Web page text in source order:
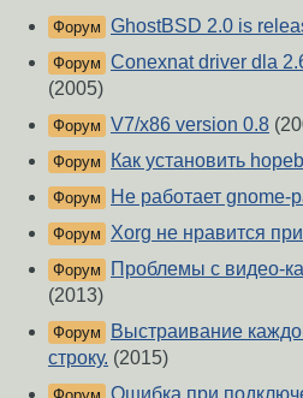
Форум GhostBSD 2.0 is
Форум Conexnat driver dla
(2005)
Форум V7/x86 version 0.8
Форум Как установить
Форум Не работает gnome-
Форум Xorg не нравится
Форум
Проблемы с видео-
(2013)
Форум
Выстраивание
строку. (2015)
Ошибка при